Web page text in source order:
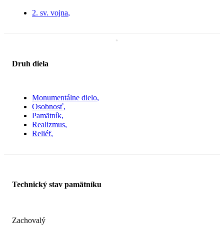
2. sv. vojna
Druh diela
Monumentálne dielo
Osobnosť
Pamätník
Realizmus
Reliéf
Technický stav pamätníku
Zachovalý